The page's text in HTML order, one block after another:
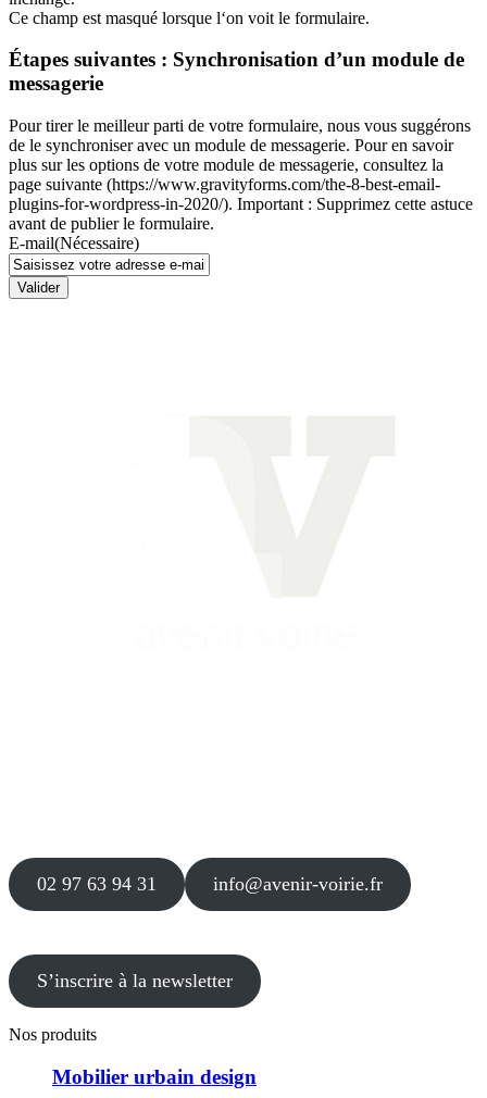
Ce champ est masqué lorsque l‘on voit le formulaire.
Étapes suivantes : Synchronisation d’un module de
messagerie
Pour tirer le meilleur parti de votre formulaire, nous vous suggérons
de le synchroniser avec un module de messagerie. Pour en savoir
plus sur les options de votre module de messagerie, consultez la
page suivante (https://www.gravityforms.com/the-8-best-email-
plugins-for-wordpress-in-2020/). Important : Supprimez cette astuce
avant de publier le formulaire.
E-mail(Nécessaire)
Valider
02 97 63 94 31 info@avenir-voirie.fr
S’inscrire à la newsletter
Nos produits
Mobilier urbain design